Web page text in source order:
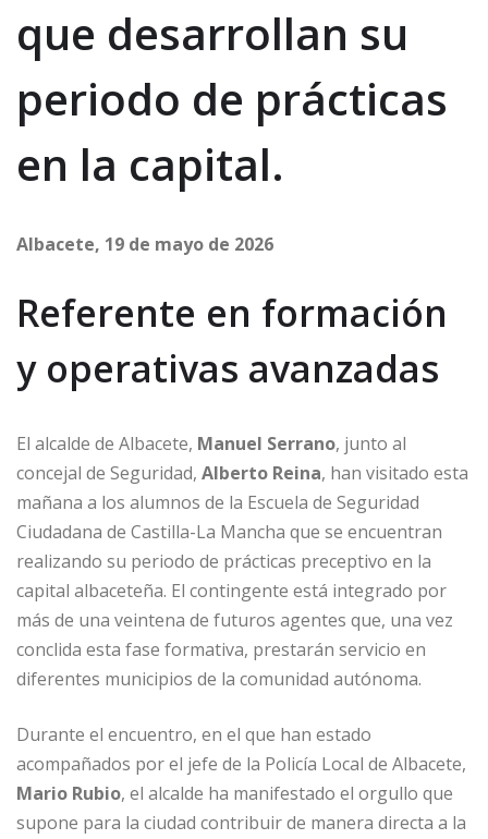
que desarrollan su
periodo de prácticas
en la capital.
Albacete, 19 de mayo de 2026
Referente en formación
y operativas avanzadas
El alcalde de Albacete, Manuel Serrano, junto al
concejal de Seguridad, Alberto Reina, han visitado esta
mañana a los alumnos de la Escuela de Seguridad
Ciudadana de Castilla-La Mancha que se encuentran
realizando su periodo de prácticas preceptivo en la
capital albaceteña. El contingente está integrado por
más de una veintena de futuros agentes que, una vez
conclida esta fase formativa, prestarán servicio en
diferentes municipios de la comunidad autónoma.
Durante el encuentro, en el que han estado
acompañados por el jefe de la Policía Local de Albacete,
Mario Rubio, el alcalde ha manifestado el orgullo que
supone para la ciudad contribuir de manera directa a la